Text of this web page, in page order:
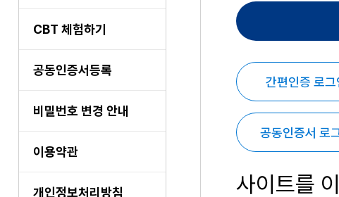
CBT 체험하기
공동인증서등록
비밀번호 변경 안내
이용약관
개인정보처리방침
간편인증 로그
공동인증서 로
사이트를